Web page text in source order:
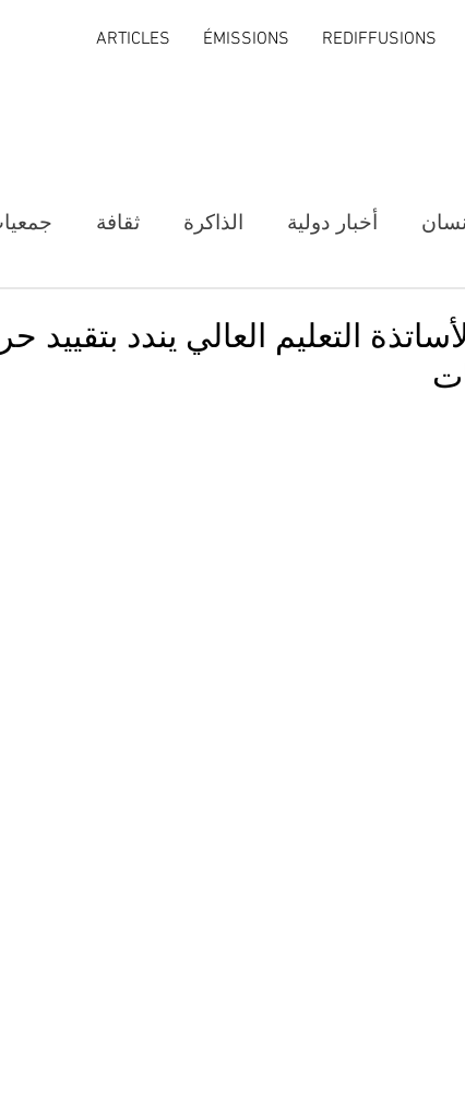
ARTICLES ÉMISSIONS REDIFFUSIONS
أخبار دولية الذاكرة ثقافة
التعليم العالي يندد بتقييد